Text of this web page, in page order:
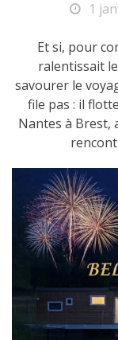
1
Et si, pour
ralentissait
savourer le
file pas : il
Nantes à Brest,